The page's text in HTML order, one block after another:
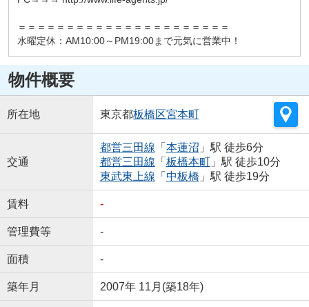
＝＝＝＝＝＝＝＝＝＝＝＝＝＝＝＝＝＝＝＝＝＝
水曜定休：AM10:00～PM19:00まで元気に営業中！
物件概要
所在地 東京都板橋区宮本町
交通
都営三田線 「 本蓮沼 」駅 徒歩6分
都営三田線 「 板橋本町」駅 徒歩10分
東武東上線 「 中板橋 」駅 徒歩19分
賃料 -
管理費等 -
面積 -
築年月 2007年 11月(築18年)